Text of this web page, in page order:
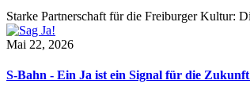
Starke Partnerschaft für die Freiburger Kultur:
Mai 22, 2026
S-Bahn - Ein Ja ist ein Signal für die